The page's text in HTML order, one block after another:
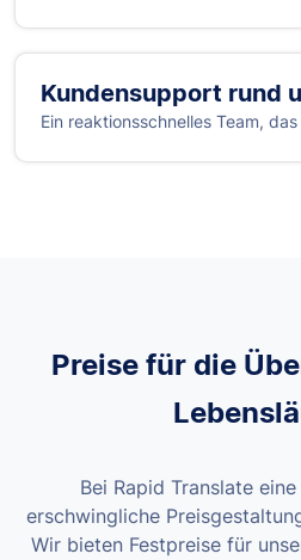
Kundensupport rund
Ein reaktionsschnelles Team,
Preise für die
Bei Rapid Translate
erschwingliche
Wir bieten Festpreise für